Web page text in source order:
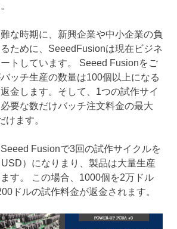
な時期に、新興企業や中小企業の負
ために、SeeedFusionは現在ビジネ
トしています。 Seeed Fusionをご
ッチ生産の数量は100個以上になる
金します。そして、1つの試作サイ
要な数だけバッチ注文料金の最大
けます。
Fusionで3回の試作サイクルを
）になりまり、製品は大量生産
す。 この場合、1000個を2万ドル
ドルの試作料金が返金されます。